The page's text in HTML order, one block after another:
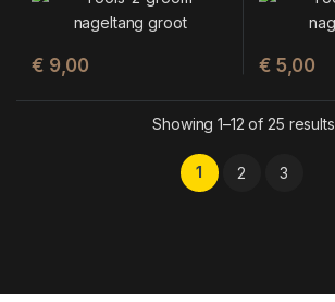
€ 9,00 € 5,00
Showing 1–12 of 25 results
1 2 3